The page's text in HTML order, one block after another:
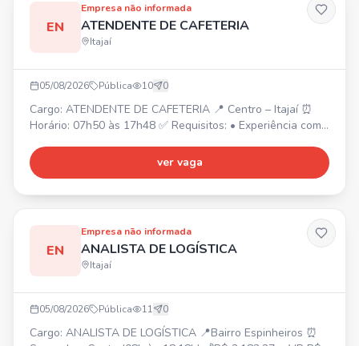
EN
Empresa não informada
ATENDENTE DE CAFETERIA
Itajaí
05/08/2026 Pública 10 0
Cargo: ATENDENTE DE CAFETERIA 📍 Centro – Itajaí ⏰
Horário: 07h50 às 17h48 ✅ Requisitos: • Experiência com
será um diferencial.
ver vaga
EN
Empresa não informada
ANALISTA DE LOGÍSTICA
Itajaí
05/08/2026 Pública 11 0
Cargo: ANALISTA DE LOGÍSTICA 📍Bairro Espinheiros ⏰